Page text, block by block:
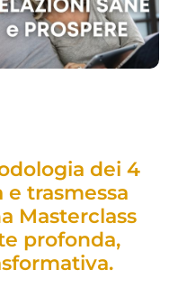
dei 4
trasmessa
Masterclass
profonda,